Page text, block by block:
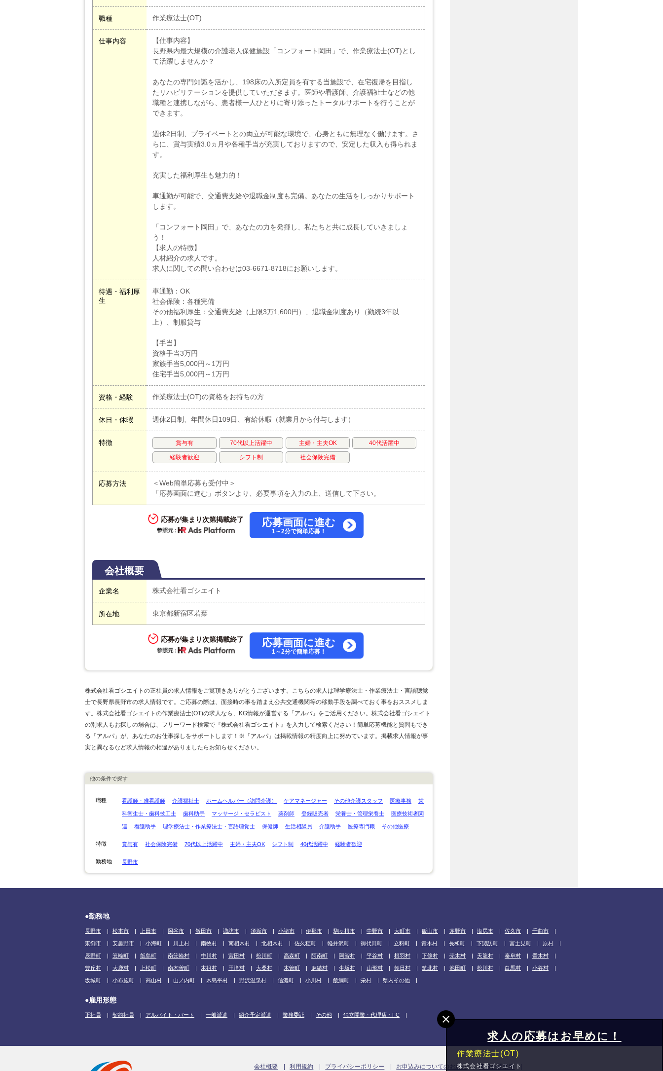
職種 作業療法士(OT)
仕事内容
【仕事内容】
長野県内最大規模の介護老人保健施設「コンフォート岡田」で、作業療法士(OT)とし
て活躍しませんか？
あなたの専門知識を活かし、198床の入所定員を有する当施設で、在宅復帰を目指し
たリハビリテーションを提供していただきます。医師や看護師、介護福祉士などの他
職種と連携しながら、患者様一人ひとりに寄り添ったトータルサポートを行うことが
できます。
週休2日制、プライベートとの両立が可能な環境で、心身ともに無理なく働けます。さ
らに、賞与実績3.0ヵ月や各種手当が充実しておりますので、安定した収入も得られま
す。
充実した福利厚生も魅力的！
車通勤が可能で、交通費支給や退職金制度も完備。あなたの生活をしっかりサポート
します。
「コンフォート岡田」で、あなたの力を発揮し、私たちと共に成長していきましょ
う！
【求人の特徴】
人材紹介の求人です。
求人に関しての問い合わせは03-6671-8718にお願いします。
待遇・福利厚
生
車通勤：OK
社会保険：各種完備
その他福利厚生：交通費支給（上限3万1,600円）、退職金制度あり（勤続3年以
上）、制服貸与
【手当】
資格手当3万円
家族手当5,000円～1万円
住宅手当5,000円～1万円
資格・経験 作業療法士(OT)の資格をお持ちの方
休日・休暇 週休2日制、年間休日109日、有給休暇（就業月から付与します）
特徴 賞与有 70代以上活躍中 主婦・主夫OK 40代活躍中
経験者歓迎 シフト制 社会保険完備
応募方法
＜Web簡単応募も受付中＞
「応募画面に進む」ボタンより、必要事項を入力の上、送信して下さい。
応募が集まり次第掲載終了 応募画面に進む
1～2分で簡単応募！
会社概要
企業名 株式会社看ゴシエイト
所在地 東京都新宿区若葉
応募が集まり次第掲載終了 応募画面に進む
1～2分で簡単応募！
株式会社看ゴシエイトの正社員の求人情報をご覧頂きありがとうございます。こちらの求人は理学療法士・作業療法士・言語聴覚
士で長野県長野市の求人情報です。ご応募の際は、面接時の事を踏まえ公共交通機関等の移動手段を調べておく事をおススメしま
す。株式会社看ゴシエイトの作業療法士(OT)の求人なら、KG情報が運営する「アルパ」をご活用ください。株式会社看ゴシエイト
の別求人もお探しの場合は、フリーワード検索で『株式会社看ゴシエイト』を入力して検索ください！簡単応募機能と質問もでき
る「アルパ」が、あなたのお仕事探しをサポートします！※「アルパ」は掲載情報の精度向上に努めています。掲載求人情報が事
実と異なるなど求人情報の相違がありましたらお知らせください。
他の条件で探す
職種 看護師・准看護師 介護福祉士 ホームヘルパー（訪問介護） ケアマネージャー その他介護スタッフ 医療事務 歯
科衛生士・歯科技工士 歯科助手 マッサージ・セラピスト 薬剤師 登録販売者 栄養士・管理栄養士 医療技術者関
連 看護助手 理学療法士・作業療法士・言語聴覚士 保健師 生活相談員 介護助手 医療専門職 その他医療
特徴 賞与有 社会保険完備 70代以上活躍中 主婦・主夫OK シフト制 40代活躍中 経験者歓迎
勤務地 長野市
●勤務地
長野市 松本市 上田市 岡谷市 飯田市 諏訪市 須坂市 小諸市 伊那市 駒ヶ根市 中野市 大町市 飯山市 茅野市 塩尻市 佐久市 千曲市
東御市 安曇野市 小海町 川上村 南牧村 南相木村 北相木村 佐久穂町 軽井沢町 御代田町 立科町 青木村 長和町 下諏訪町 富士見町 原村
辰野町 箕輪町 飯島町 南箕輪村 中川村 宮田村 松川町 高森町 阿南町 阿智村 平谷村 根羽村 下條村 売木村 天龍村 泰阜村 喬木村
豊丘村 大鹿村 上松町 南木曽町 木祖村 王滝村 大桑村 木曽町 麻績村 生坂村 山形村 朝日村 筑北村 池田町 松川村 白馬村 小谷村
坂城町 小布施町 高山村 山ノ内町 木島平村 野沢温泉村 信濃町 小川村 飯綱町 栄村 県内その他
●雇用形態
正社員 契約社員 アルバイト・パート 一般派遣 紹介予定派遣 業務委託 その他 独立開業・代理店・FC
会社概要 利用規約 プライバシーポリシー お申込みについてのお願い 情報公開基準
求人の応募はお早めに！
作業療法士(OT)
株式会社看ゴシエイト